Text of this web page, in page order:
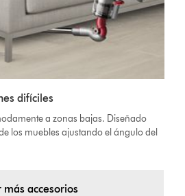
difíciles
a zonas bajas. Diseñado
los muebles ajustando el ángulo del
más accesorios